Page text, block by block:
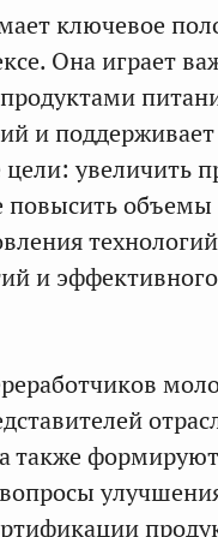
ключевое
Она играет
и
увеличить
повысить объемы
и эффективного
также